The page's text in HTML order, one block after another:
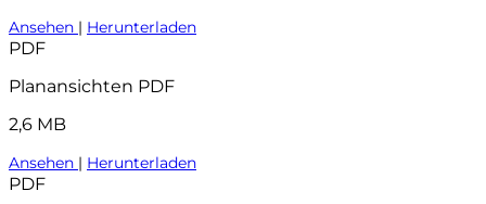
Ansehen | Herunterladen
PDF
Planansichten PDF
2,6 MB
Ansehen | Herunterladen
PDF